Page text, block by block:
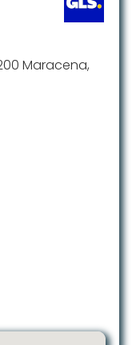
Maracena,